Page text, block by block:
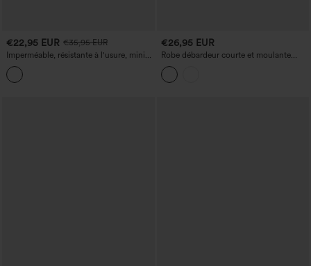
€22,95 EUR €35,95 EUR
Imperméable, résistante à l'usure, mini-
robe cargo de camping en 2 pièces avec
poches
€26,95 EUR
Robe débardeur courte et moulante
pour la danse, à encolure carrée